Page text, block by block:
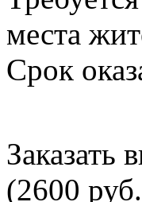
места
Срок
Заказать
(2600